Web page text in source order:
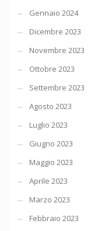
Gennaio 2024
Dicembre 2023
Novembre 2023
Ottobre 2023
Settembre 2023
Agosto 2023
Luglio 2023
Giugno 2023
Maggio 2023
Aprile 2023
Marzo 2023
Febbraio 2023